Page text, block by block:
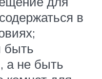
в
быть
а не быть